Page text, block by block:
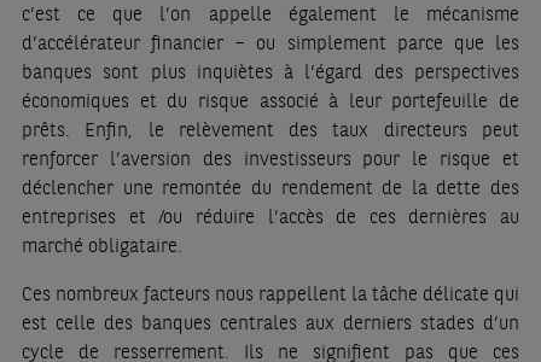
c’est ce que l’on appelle également le mécanisme
d’accélérateur financier – ou simplement parce que les
banques sont plus inquiètes à l’égard des perspectives
économiques et du risque associé à leur portefeuille de
prêts. Enfin, le relèvement des taux directeurs peut
renforcer l’aversion des investisseurs pour le risque et
déclencher une remontée du rendement de la dette des
entreprises et /ou réduire l’accès de ces dernières au
marché obligataire.
Ces nombreux facteurs nous rappellent la tâche délicate qui
est celle des banques centrales aux derniers stades d’un
cycle de resserrement. Ils ne signifient pas que ces